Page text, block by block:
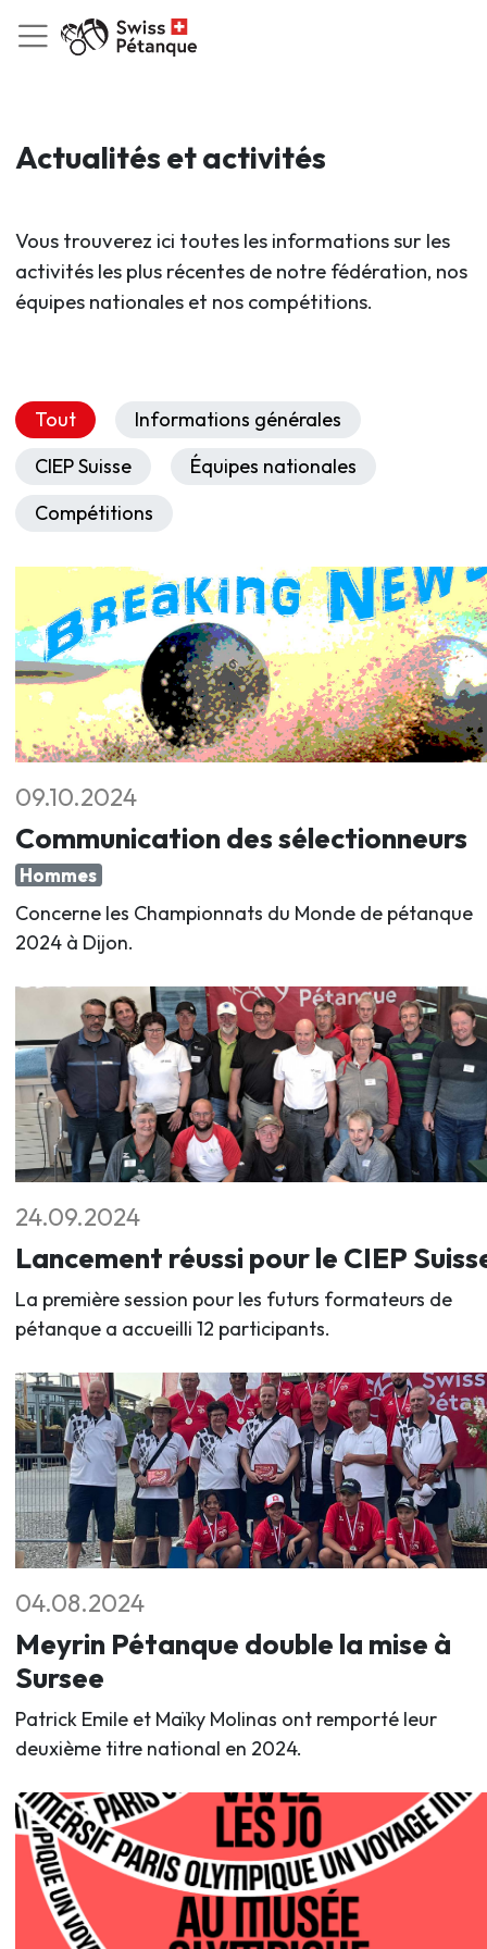
Actualités et activités
Vous trouverez ici toutes les informations sur les
activités les plus récentes de notre fédération, nos
équipes nationales et nos compétitions.
Tout
Informations générales
CIEP Suisse
Équipes nationales
Compétitions
09.10.2024
Communication des sélectionneurs
Hommes
Concerne les Championnats du Monde de pétanque
2024 à Dijon.
24.09.2024
Lancement réussi pour le CIEP
La première session pour les futurs formateurs de
pétanque a accueilli 12 participants.
04.08.2024
Meyrin Pétanque double la mise à
Sursee
Patrick Emile et Maïky Molinas ont remporté leur
deuxième titre national en 2024.